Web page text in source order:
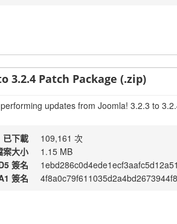
3.2.4 Patch Package (.zip)
updates from Joomla! 3.2.3 to
已下載
109,161 次
案大小
1.15 MB
簽名
簽名